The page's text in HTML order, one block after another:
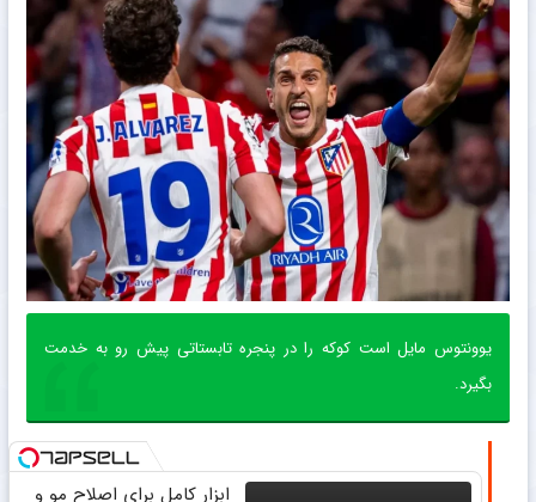
یوونتوس مایل است کوکه را در پنجره تابستاتی پیش رو به خدمت
بگیرد.
ابزار کامل برای اصلاح مو و